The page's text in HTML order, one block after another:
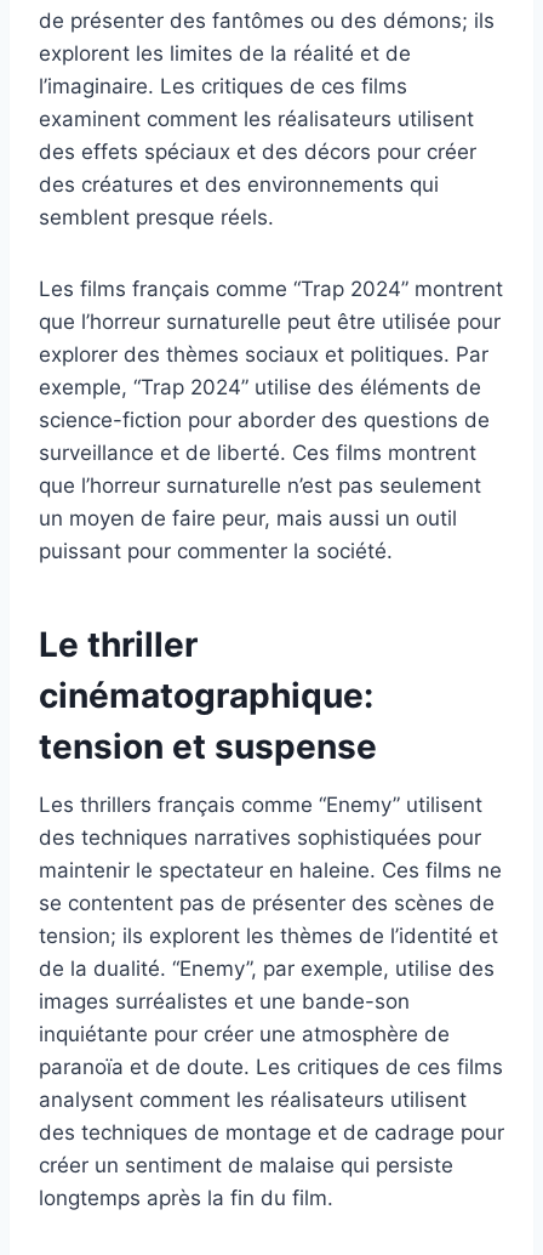
de présenter des fantômes ou des démons; ils
explorent les limites de la réalité et de
l’imaginaire. Les critiques de ces films
examinent comment les réalisateurs utilisent
des effets spéciaux et des décors pour créer
des créatures et des environnements qui
semblent presque réels.
Les films français comme “Trap 2024” montrent
que l’horreur surnaturelle peut être utilisée pour
explorer des thèmes sociaux et politiques. Par
exemple, “Trap 2024” utilise des éléments de
science-fiction pour aborder des questions de
surveillance et de liberté. Ces films montrent
que l’horreur surnaturelle n’est pas seulement
un moyen de faire peur, mais aussi un outil
puissant pour commenter la société.
Le thriller
cinématographique:
tension et suspense
Les thrillers français comme “Enemy” utilisent
des techniques narratives sophistiquées pour
maintenir le spectateur en haleine. Ces films ne
se contentent pas de présenter des scènes de
tension; ils explorent les thèmes de l’identité et
de la dualité. “Enemy”, par exemple, utilise des
images surréalistes et une bande-son
inquiétante pour créer une atmosphère de
paranoïa et de doute. Les critiques de ces films
analysent comment les réalisateurs utilisent
des techniques de montage et de cadrage pour
créer un sentiment de malaise qui persiste
longtemps après la fin du film.